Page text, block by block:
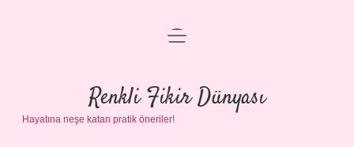
Anasayfa
Gizlilik Politikası
Yasal Uyarı
menüyü
Renkli Fikir Dünyası
Hayatına neşe katan pratik öneriler!